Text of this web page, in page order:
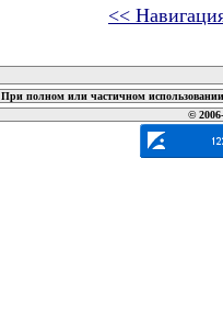
<<
При полном или частичном
©